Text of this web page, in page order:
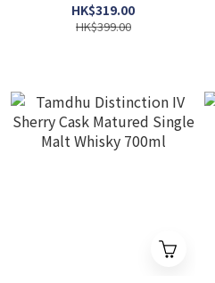
HK$319.00
HK$399.00